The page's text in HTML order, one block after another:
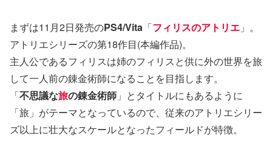
まずは11月2日発売のPS4/Vita 「フィリスのアトリエ 」。
アトリエシリーズの第18作目(本編作品)。
主人公であるフィリスは姉のフィリスと供に外の世界を旅
して一人前の錬金術師になることを目指します。
「不思議な旅の錬金術師 」とタイトルにもあるように
「旅」がテーマとなっているので、従来のアトリエシリー
ズ以上に壮大なスケールとなったフィールドが特徴。